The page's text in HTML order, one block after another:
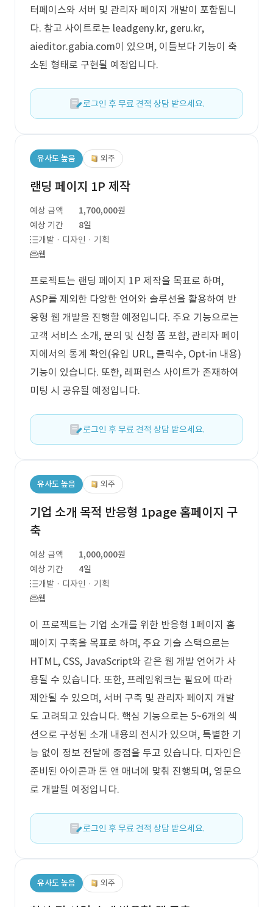
터페이스와 서버 및 관리자 페이지 개발이 포함됩니
다. 참고 사이트로는 leadgeny.kr, geru.kr,
aieditor.gabia.com이 있으며, 이들보다 기능이 축
소된 형태로 구현될 예정입니다.
로그인 후 무료 견적 상담 받으세요.
유사도 높음 외주
랜딩 페이지 1P 제작
예상 금액
1,700,000원
예상 기간
8일
개발 · 디자인 · 기획
웹
프로젝트는 랜딩 페이지 1P 제작을 목표로 하며,
ASP를 제외한 다양한 언어와 솔루션을 활용하여 반
응형 웹 개발을 진행할 예정입니다. 주요 기능으로는
고객 서비스 소개, 문의 및 신청 폼 포함, 관리자 페이
지에서의 통계 확인(유입 URL, 클릭수, Opt-in 내용)
기능이 있습니다. 또한, 레퍼런스 사이트가 존재하여
미팅 시 공유될 예정입니다.
로그인 후 무료 견적 상담 받으세요.
유사도 높음 외주
기업 소개 목적 반응형 1page 홈페이지 구
축
예상 금액
1,000,000원
예상 기간
4일
개발 · 디자인 · 기획
웹
이 프로젝트는 기업 소개를 위한 반응형 1페이지 홈
페이지 구축을 목표로 하며, 주요 기술 스택으로는
HTML, CSS, JavaScript와 같은 웹 개발 언어가 사
용될 수 있습니다. 또한, 프레임워크는 필요에 따라
제안될 수 있으며, 서버 구축 및 관리자 페이지 개발
도 고려되고 있습니다. 핵심 기능으로는 5~6개의 섹
션으로 구성된 소개 내용의 전시가 있으며, 특별한 기
능 없이 정보 전달에 중점을 두고 있습니다. 디자인은
준비된 아이콘과 톤 앤 매너에 맞춰 진행되며, 영문으
로 개발될 예정입니다.
로그인 후 무료 견적 상담 받으세요.
유사도 높음 외주